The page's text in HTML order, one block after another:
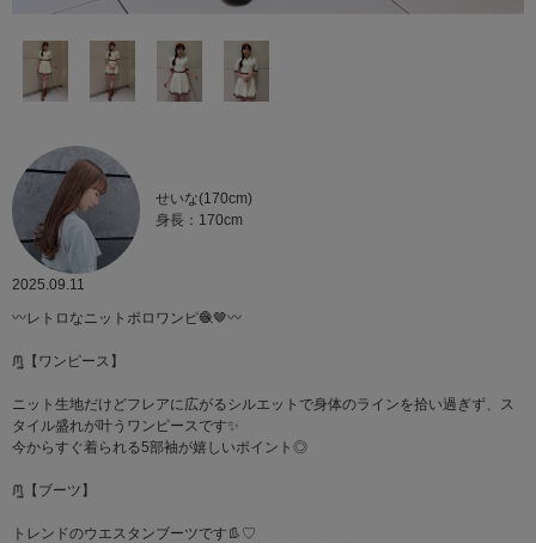
せいな(170cm)
身長：170cm
2025.09.11
〰︎レトロなニットポロワンピ🧶🤎〰︎
ᙏ̤̫͚【ワンピース】
ニット生地だけどフレアに広がるシルエットで身体のラインを拾い過ぎず、ス
タイル盛れが叶うワンピースです✨
今からすぐ着られる5部袖が嬉しいポイント◎
ᙏ̤̫͚【ブーツ】
トレンドのウエスタンブーツです👢♡